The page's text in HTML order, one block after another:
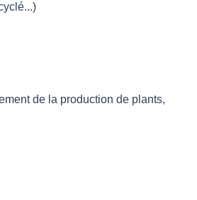
de la production de plants,